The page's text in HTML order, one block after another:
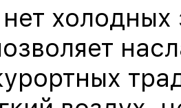
холодных